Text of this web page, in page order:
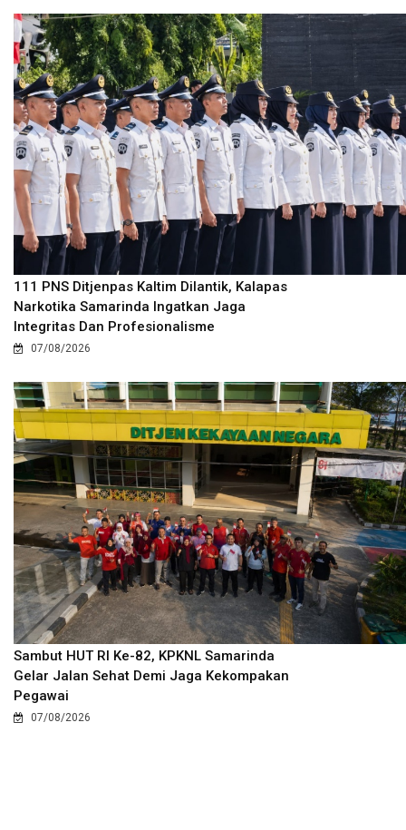
111 PNS Ditjenpas Kaltim Dilantik, Kalapas
Narkotika Samarinda Ingatkan Jaga
Integritas Dan Profesionalisme
07/08/2026
Sambut HUT RI Ke-82, KPKNL Samarinda
Gelar Jalan Sehat Demi Jaga Kekompakan
Pegawai
07/08/2026